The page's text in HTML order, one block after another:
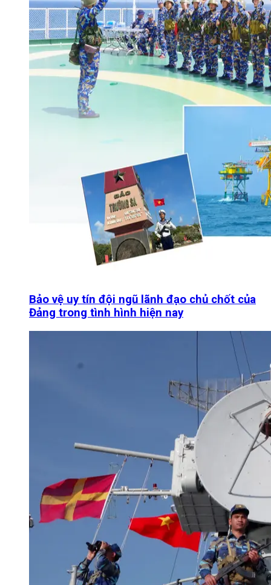
Bảo vệ uy tín đội ngũ lãnh đạo chủ chốt của
Đảng trong tình hình hiện nay